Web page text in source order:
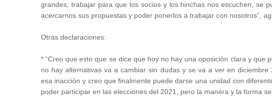
grandes, trabajar para que los socios y los hinchas nos escuchen, se
acercarnos sus propuestas y poder ponerlos a trabajar con nosotros”,
Otras declaraciones:
* “Creo que esto que se dice que hoy no hay una oposición clara y que
no hay alternativas va a cambiar sin dudas y se va a ver en
esa inacción y creo que finalmente puede darse una unidad con
poder participar en las elecciones del 2021, pero la manera y la forma